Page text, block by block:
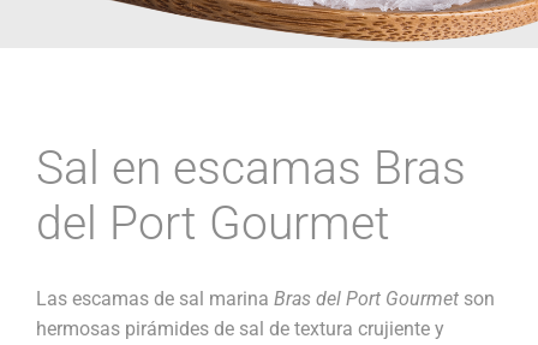
Sal en escamas Bras
del Port Gourmet
Las escamas de sal marina Bras del Port Gourmet son
hermosas pirámides de sal de textura crujiente y